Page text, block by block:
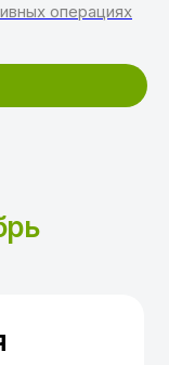
операциях